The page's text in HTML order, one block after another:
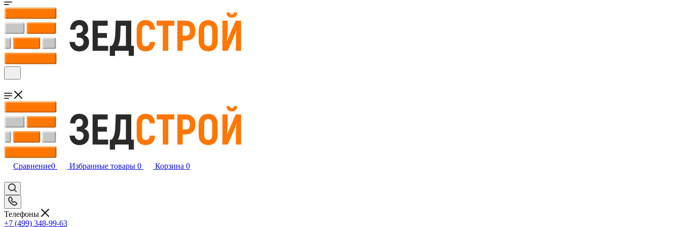
Сравнение0 Избранные товары 0 Корзина 0
Телефоны
+7 (499) 348-99-63